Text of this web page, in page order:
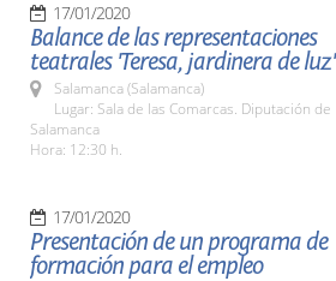
17/01/2020
Balance de las representaciones
teatrales 'Teresa, jardinera de luz'
Salamanca (Salamanca)
Lugar: Sala de las Comarcas. Diputación de
Salamanca
Hora: 12:30 h.
17/01/2020
Presentación de un programa de
formación para el empleo